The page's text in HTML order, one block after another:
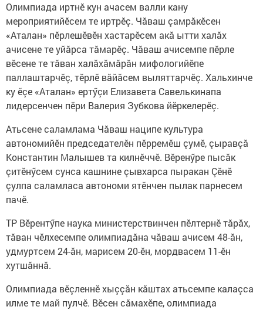
Олимпиада иртнӗ кун ачасем валли кану
мероприятийӗсем те иртрӗç. Чăваш çамрăкӗсен
«Аталан» пӗрлешӗвӗн хастарӗсем акă ытти халăх
ачисене те уйăрса тăмарӗç. Чăваш ачисемпе пӗрле
вӗсене те тăван халăхăмăрăн мифологийӗпе
паллаштарчӗç, тӗрлӗ вăйăсем выляттарчӗç. Хальхинче
ку ӗçе «Аталан» ертӳçи Елизавета Савелькинапа
лидерсенчен пӗри Валерия Зубкова йӗркелерӗç.
Атьсене саламлама Чăваш наципе культура
автономийӗн председателӗн пӗрремӗш çумӗ, çыравçă
Константин Малышев та килнӗччӗ. Вӗренӳре пысăк
çитӗнӳсем сунса кашнине çывхарса пыракан Çӗнӗ
çулпа саламласа автономи ятӗнчен пылак парнесем
пачӗ.
ТР Вӗрентӳпе наука министерствинчен пӗлтернӗ тăрăх,
тăван чӗлхесемпе олимпиадăна чăваш ачисем 48-ăн,
удмуртсем 24-ăн, марисем 20-ӗн, мордвасем 11-ӗн
хутшăннă.
Олимпиада вӗçленнӗ хыççăн кăштах атьсемпе калаçса
илме те май пулчӗ. Вӗсен сăмахӗпе, олимпиада